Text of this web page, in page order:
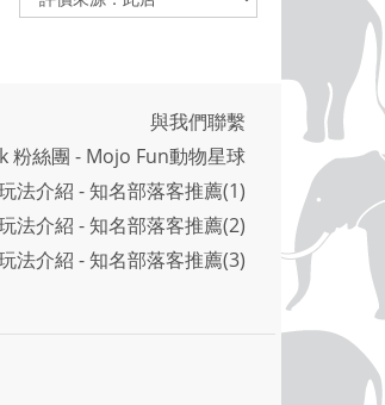
與我們聯繫
粉絲團 - Mojo Fun動物星球
法介紹 - 知名部落客推薦(1)
法介紹 - 知名部落客推薦(2)
法介紹 - 知名部落客推薦(3)